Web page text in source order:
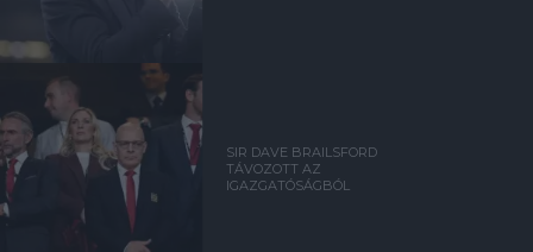
SIR DAVE BRAILSFORD
TÁVOZOTT AZ
IGAZGATÓSÁGBÓL